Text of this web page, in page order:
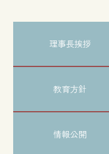
理事長挨拶
教育方針
情報公開